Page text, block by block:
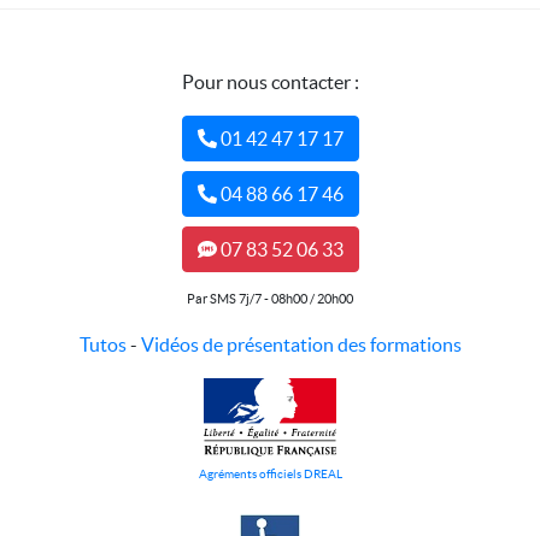
Pour nous contacter :
01 42 47 17 17
04 88 66 17 46
07 83 52 06 33
Par SMS 7j/7 - 08h00 / 20h00
Tutos- Vidéos de présentation des formations
Agréments officiels DREAL